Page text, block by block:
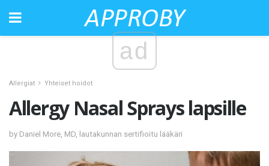
ad
Allergiat Yhteiset hoidot
Allergy Nasal Sprays lapsille
by Daniel More, MD, lautakunnan sertifioitu lääkäri